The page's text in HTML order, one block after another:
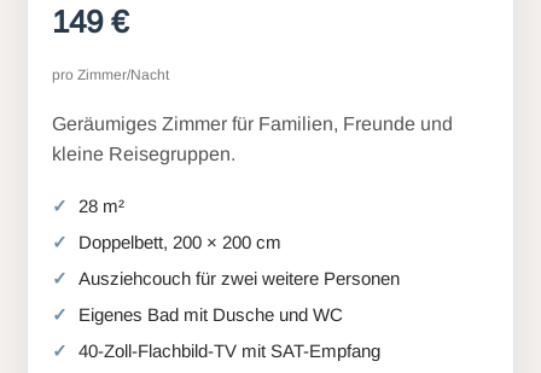
149 €
pro Zimmer/Nacht
Geräumiges Zimmer für Familien, Freunde und
kleine Reisegruppen.
28 m²
Doppelbett, 200 × 200 cm
Ausziehcouch für zwei weitere Personen
Eigenes Bad mit Dusche und WC
40-Zoll-Flachbild-TV mit SAT-Empfang